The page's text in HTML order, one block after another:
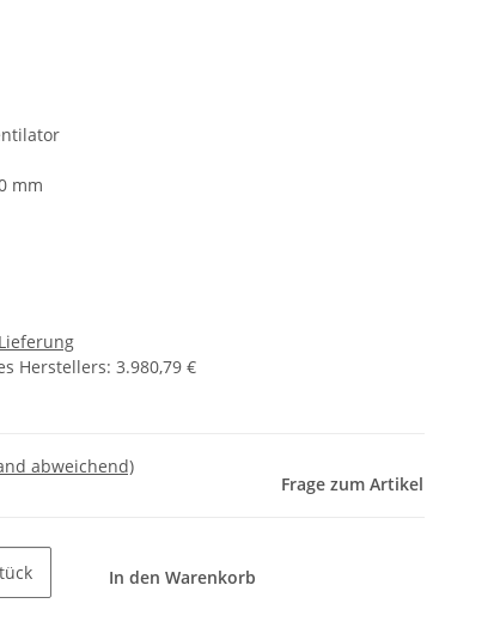
mm
Herstellers: 3.980,79 €
abweichend)
Frage zum Artikel
In den Warenkorb